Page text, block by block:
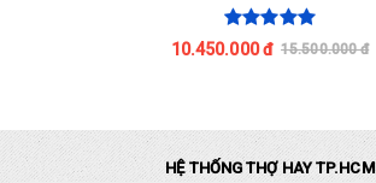
10.450.000 đ 15.500.000 đ
HỆ THỐNG THỢ HAY TP.HCM